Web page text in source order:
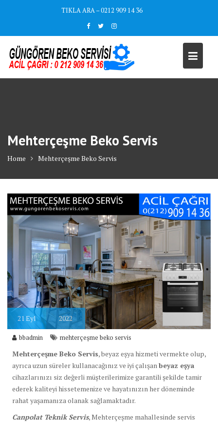
TIKLA ARA – 0212 909 14 36
Mehterçeşme Beko Servis
Home Mehterçeşme Beko Servis
21 Eyl 2022
bbadmin mehterçeşme beko servis
Mehterçeşme Beko Servis, beyaz eşya hizmeti vermekte olup,
ayrıca uzun süreler kullanacağınız ve iyi çalışan beyaz eşya
cihazlarınızı siz değerli müşterilerimize garantili şekilde tamir
ederek kaliteyi hissetemenize ve hayatınızın her döneminde
rahat yaşamanıza olanak sağlamaktadır.
Canpolat Teknik Servis, Mehterçeşme mahallesinde servis